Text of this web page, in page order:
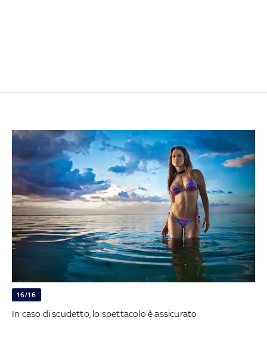
16/16
In caso di scudetto, lo spettacolo è assicurato